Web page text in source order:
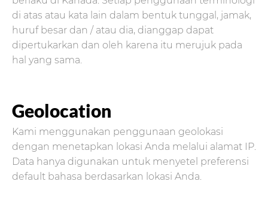
di atas atau kata lain dalam bentuk tunggal, jamak,
huruf besar dan / atau dia, dianggap dapat
dipertukarkan dan oleh karena itu merujuk pada
hal yang sama.
Geolocation
Kami menggunakan penggunaan geolokasi
dengan menetapkan lokasi Anda melalui alamat IP.
Data hanya digunakan untuk menyetel preferensi
default bahasa berdasarkan lokasi Anda.